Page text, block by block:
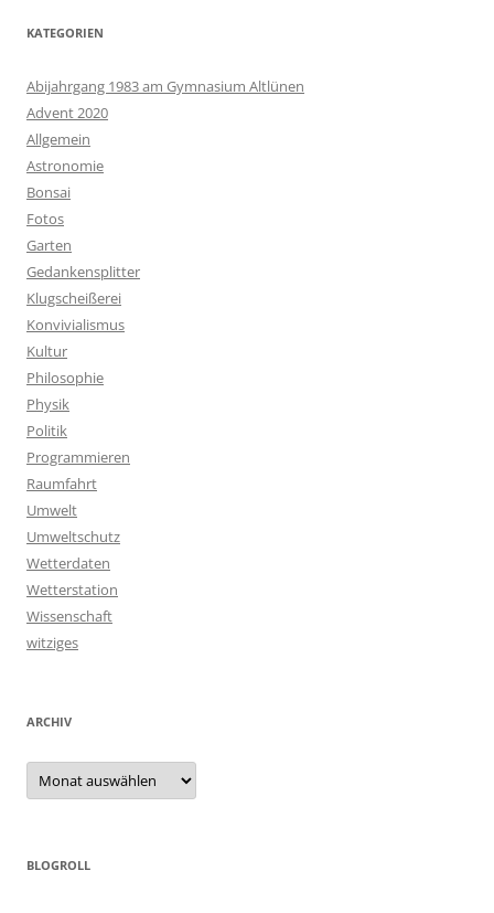
KATEGORIEN
Abijahrgang 1983 am Gymnasium Altlünen
Advent 2020
Allgemein
Astronomie
Bonsai
Fotos
Garten
Gedankensplitter
Klugscheißerei
Konvivialismus
Kultur
Philosophie
Physik
Politik
Programmieren
Raumfahrt
Umwelt
Umweltschutz
Wetterdaten
Wetterstation
Wissenschaft
witziges
ARCHIV
Archiv
BLOGROLL